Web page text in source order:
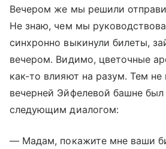
Вечером же мы решили
Не знаю, чем мы
синхронно выкинули билеты,
вечером. Видимо, цветочные
как-то влияют на разум. Тем не
вечерней Эйфелевой башне
следующим диалогом:
— Мадам, покажите мне ваши